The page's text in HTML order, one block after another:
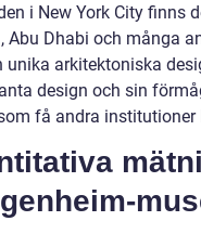
i New York City finns
Abu Dhabi och många
unika arkitektoniska
design och sin
få andra institutioner